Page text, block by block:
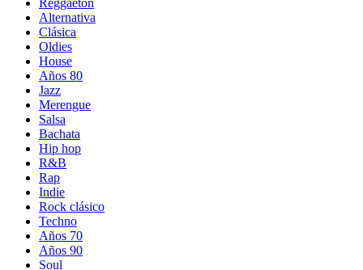
Reggaetón
Alternativa
Clásica
Oldies
House
Años 80
Jazz
Merengue
Salsa
Bachata
Hip hop
R&B
Rap
Indie
Rock clásico
Techno
Años 70
Años 90
Soul